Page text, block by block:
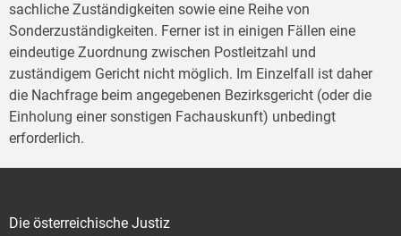
sachliche Zuständigkeiten sowie eine Reihe von
Sonderzuständigkeiten. Ferner ist in einigen Fällen eine
eindeutige Zuordnung zwischen Postleitzahl und
zuständigem Gericht nicht möglich. Im Einzelfall ist daher
die Nachfrage beim angegebenen Bezirksgericht (oder die
Einholung einer sonstigen Fachauskunft) unbedingt
erforderlich.
Die österreichische Justiz